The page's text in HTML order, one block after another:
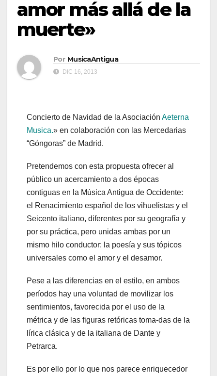
amor más allá de la
muerte»
Por MusicaAntigua
DIC 16, 2013
Concierto de Navidad de la Asociación Aeterna
Musica.» en colaboración con las Mercedarias
“Góngoras” de Madrid.
Pretendemos con esta propuesta ofrecer al
público un acercamiento a dos épocas
contiguas en la Música Antigua de Occidente:
el Renacimiento español de los vihuelistas y el
Seicento italiano, diferentes por su geografía y
por su práctica, pero unidas ambas por un
mismo hilo conductor: la poesía y sus tópicos
universales como el amor y el desamor.
Pese a las diferencias en el estilo, en ambos
períodos hay una voluntad de movilizar los
sentimientos, favorecida por el uso de la
métrica y de las figuras retóricas toma-das de la
lírica clásica y de la italiana de Dante y
Petrarca.
Es por ello por lo que nos parece enriquecedor